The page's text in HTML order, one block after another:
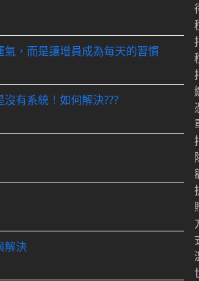
氣，而是讓增員成為每天的習慣
有系統！如何解決???
解決